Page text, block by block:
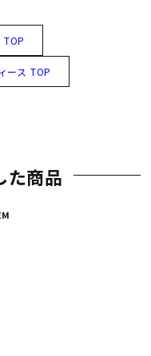
TOP
ース TOP
た商品